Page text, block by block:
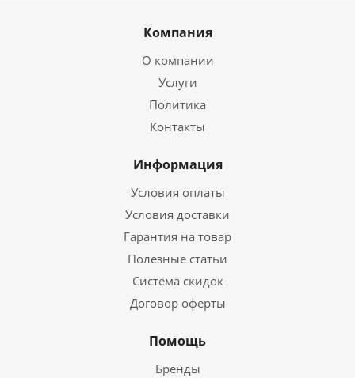
Компания
О компании
Услуги
Политика
Контакты
Информация
Условия оплаты
Условия доставки
Гарантия на товар
Полезные статьи
Система скидок
Договор оферты
Помощь
Бренды